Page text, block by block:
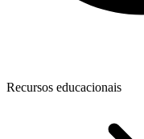
Recursos educacionais